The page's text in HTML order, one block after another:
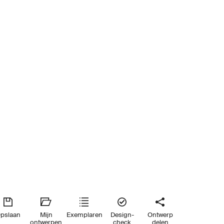
Mijn
ontwerpen
Exemplaren
Design-
check
Ontwerp
delen